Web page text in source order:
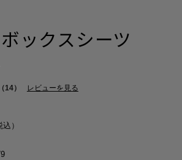
ックスシーツ
（14） レビューを見る
込）